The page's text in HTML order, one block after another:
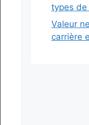
types de
Valeur
carrière